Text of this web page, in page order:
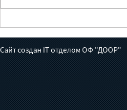
особо опасным
пестицидами
Сайт создан IT отделом ОФ "ДООР"